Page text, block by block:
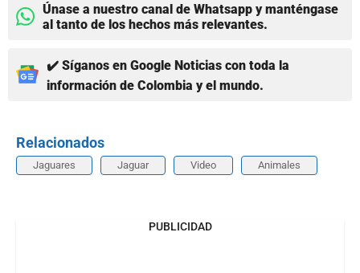
Únase a nuestro canal de Whatsapp y manténgase
al tanto de los hechos más relevantes.
✔️ Síganos en Google Noticias con toda la
información de Colombia y el mundo.
Relacionados
Jaguares Jaguar Video Animales
PUBLICIDAD